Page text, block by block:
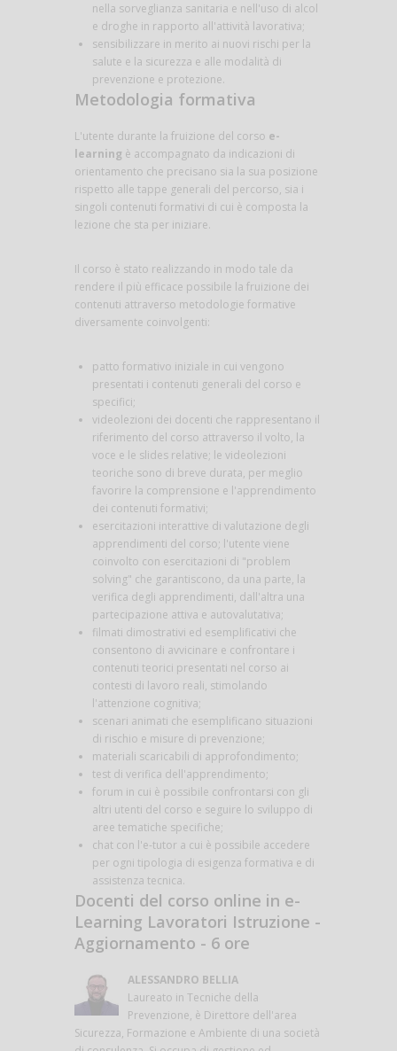
nella sorveglianza sanitaria e nell'uso di alcol
e droghe in rapporto all'attività lavorativa;
sensibilizzare in merito ai nuovi rischi per la
salute e la sicurezza e alle modalità di
prevenzione e protezione.
Metodologia formativa
L'utente durante la fruizione del corso e-
learning è accompagnato da indicazioni di
orientamento che precisano sia la sua posizione
rispetto alle tappe generali del percorso, sia i
singoli contenuti formativi di cui è composta la
lezione che sta per iniziare.
Il corso è stato realizzando in modo tale da
rendere il più efficace possibile la fruizione dei
contenuti attraverso metodologie formative
diversamente coinvolgenti:
patto formativo iniziale in cui vengono
presentati i contenuti generali del corso e
specifici;
videolezioni dei docenti che rappresentano il
riferimento del corso attraverso il volto, la
voce e le slides relative; le videolezioni
teoriche sono di breve durata, per meglio
favorire la comprensione e l'apprendimento
dei contenuti formativi;
esercitazioni interattive di valutazione degli
apprendimenti del corso; l'utente viene
coinvolto con esercitazioni di "problem
solving" che garantiscono, da una parte, la
verifica degli apprendimenti, dall'altra una
partecipazione attiva e autovalutativa;
filmati dimostrativi ed esemplificativi che
consentono di avvicinare e confrontare i
contenuti teorici presentati nel corso ai
contesti di lavoro reali, stimolando
l'attenzione cognitiva;
scenari animati che esemplificano situazioni
di rischio e misure di prevenzione;
materiali scaricabili di approfondimento;
test di verifica dell'apprendimento;
forum in cui è possibile confrontarsi con gli
altri utenti del corso e seguire lo sviluppo di
aree tematiche specifiche;
chat con l'e-tutor a cui è possibile accedere
per ogni tipologia di esigenza formativa e di
assistenza tecnica.
Docenti del corso online in e-
Learning Lavoratori Istruzione -
Aggiornamento - 6 ore
ALESSANDRO BELLIA
Laureato in Tecniche della
Prevenzione, è Direttore dell'area
Sicurezza, Formazione e Ambiente di una società